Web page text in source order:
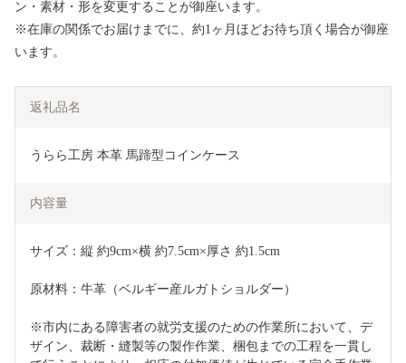
ン・素材・形を変更することが御座います。
※在庫の関係でお届けまでに、約1ヶ月ほどお待ち頂く場合が御座
います。
返礼品名
うらら工房 本革 馬蹄型コインケース
内容量
サイズ：縦 約9cm×横 約7.5cm×厚さ 約1.5cm
原材料：牛革（ベルギー産ルガトショルダー）
※市内にある障害者の就労支援のための作業所において、デ
ザイン、裁断・縫製等の製作作業、梱包までの工程を一貫し